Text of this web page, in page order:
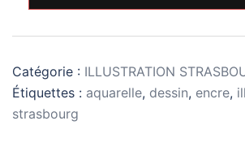
Strasbourg
Catégorie : ILLUSTRATION
Étiquettes : aquarelle, dessin, encre,
strasbourg